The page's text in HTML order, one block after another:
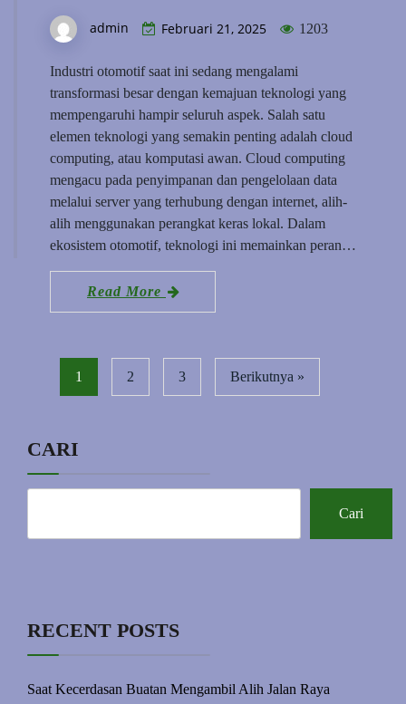
admin Februari 21, 2025 1203
Industri otomotif saat ini sedang mengalami
transformasi besar dengan kemajuan teknologi yang
mempengaruhi hampir seluruh aspek. Salah satu
elemen teknologi yang semakin penting adalah cloud
computing, atau komputasi awan. Cloud computing
mengacu pada penyimpanan dan pengelolaan data
melalui server yang terhubung dengan internet, alih-
alih menggunakan perangkat keras lokal. Dalam
ekosistem otomotif, teknologi ini memainkan peran…
Read More
1 2 3 Berikutnya »
CARI
Cari
RECENT POSTS
Saat Kecerdasan Buatan Mengambil Alih Jalan Raya